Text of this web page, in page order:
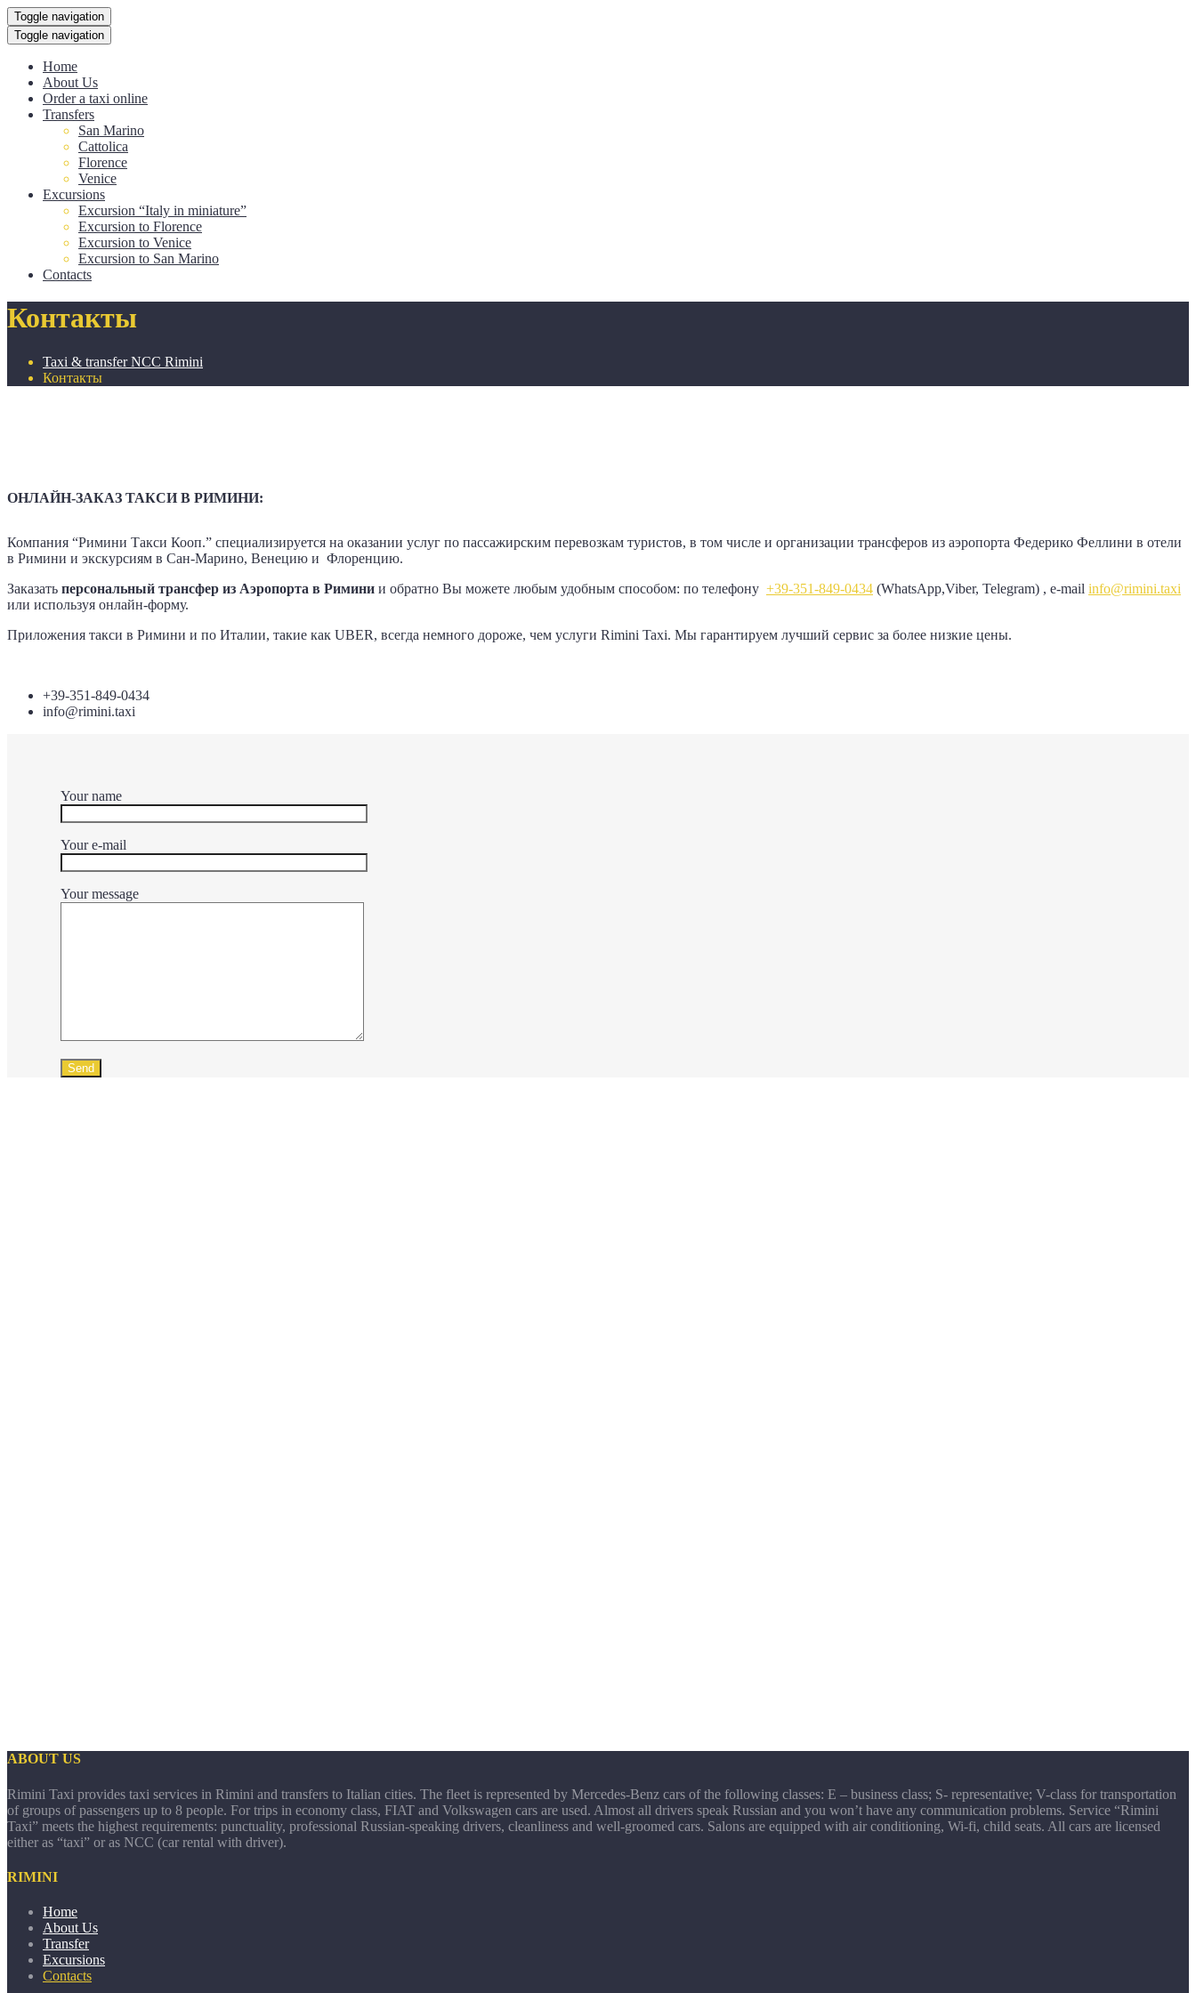
Toggle navigation
Toggle navigation
Home
About Us
Order a taxi online
Transfers
San Marino
Cattolica
Florence
Venice
Excursions
Excursion “Italy in miniature”
Excursion to Florence
Excursion to Venice
Excursion to San Marino
Contacts
Контакты
Taxi & transfer NCC Rimini
Контакты
ОНЛАЙН-ЗАКАЗ ТАКСИ В РИМИНИ:
Компания “Римини Такси Кооп.” специализируется на оказании услуг по пассажирским перевозкам туристов, в том числе и организации трансферов из аэропорта Федерико Феллини в отели
в Римини и экскурсиям в Сан-Марино, Венецию и Флоренцию.
Заказать персональный трансфер из Аэропорта в Римини и обратно Вы можете любым удобным способом: по телефону +39-351-849-0434 (WhatsApp,Viber, Telegram)‎ , e-mail info@rimini.taxi
или используя онлайн-форму.
Приложения такси в Римини и по Италии, такие как UBER, всегда немного дороже, чем услуги Rimini Taxi. Мы гарантируем лучший сервис за более низкие цены.
+39-351-849-0434
info@rimini.taxi
Your name
Your e-mail
Your message
ABOUT US
Rimini Taxi provides taxi services in Rimini and transfers to Italian cities. The fleet is represented by Mercedes-Benz cars of the following classes: E – business class; S- representative; V-class for transportation
of groups of passengers up to 8 people. For trips in economy class, FIAT and Volkswagen cars are used. Almost all drivers speak Russian and you won’t have any communication problems. Service “Rimini
Taxi” meets the highest requirements: punctuality, professional Russian-speaking drivers, cleanliness and well-groomed cars. Salons are equipped with air conditioning, Wi-fi, child seats. All cars are licensed
either as “taxi” or as NCC (car rental with driver).
RIMINI
Home
About Us
Transfer
Excursions
Contacts